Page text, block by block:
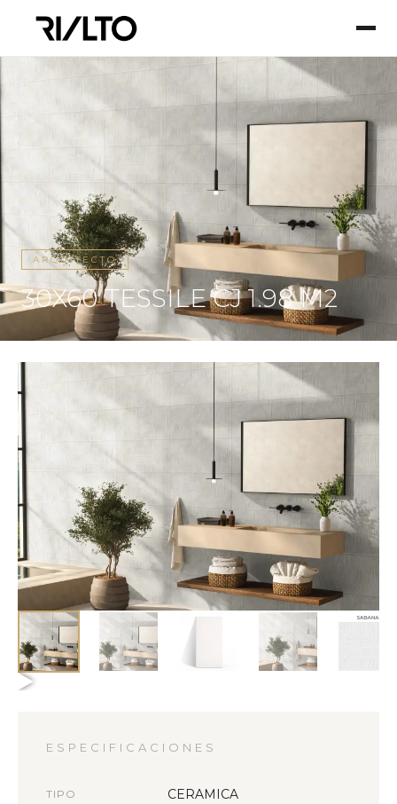
ARQUITECTO
30X60 TESSILE CJ 1.98 M2
ESPECIFICACIONES
TIPO CERAMICA